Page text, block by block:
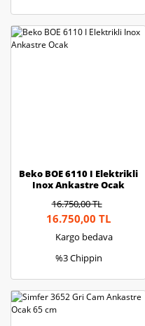
Beko BOE 6110 I Elektrikli
Inox Ankastre Ocak
16.750,00 TL
16.750,00 TL
Kargo bedava
%3 Chippin